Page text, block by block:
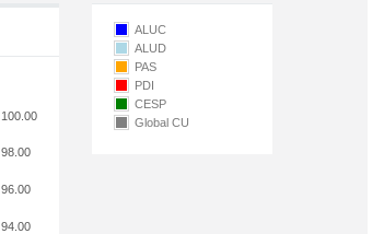
94.00
96.00
98.00
100.00
ALUC
ALUD
PAS
PDI
CESP
Global CU